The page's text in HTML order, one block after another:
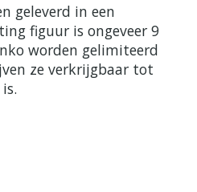
geleverd in een
figuur is ongeveer 9
worden gelimiteerd
ze verkrijgbaar tot